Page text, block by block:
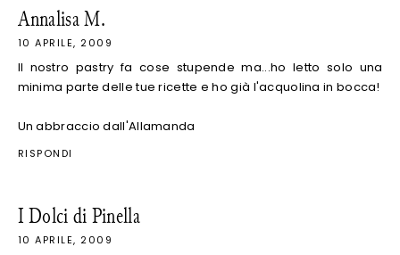
Annalisa M.
10 APRILE, 2009
Il nostro pastry fa cose stupende ma...ho letto solo una
minima parte delle tue ricette e ho già l'acquolina in bocca!
Un abbraccio dall'Allamanda
RISPONDI
I Dolci di Pinella
10 APRILE, 2009